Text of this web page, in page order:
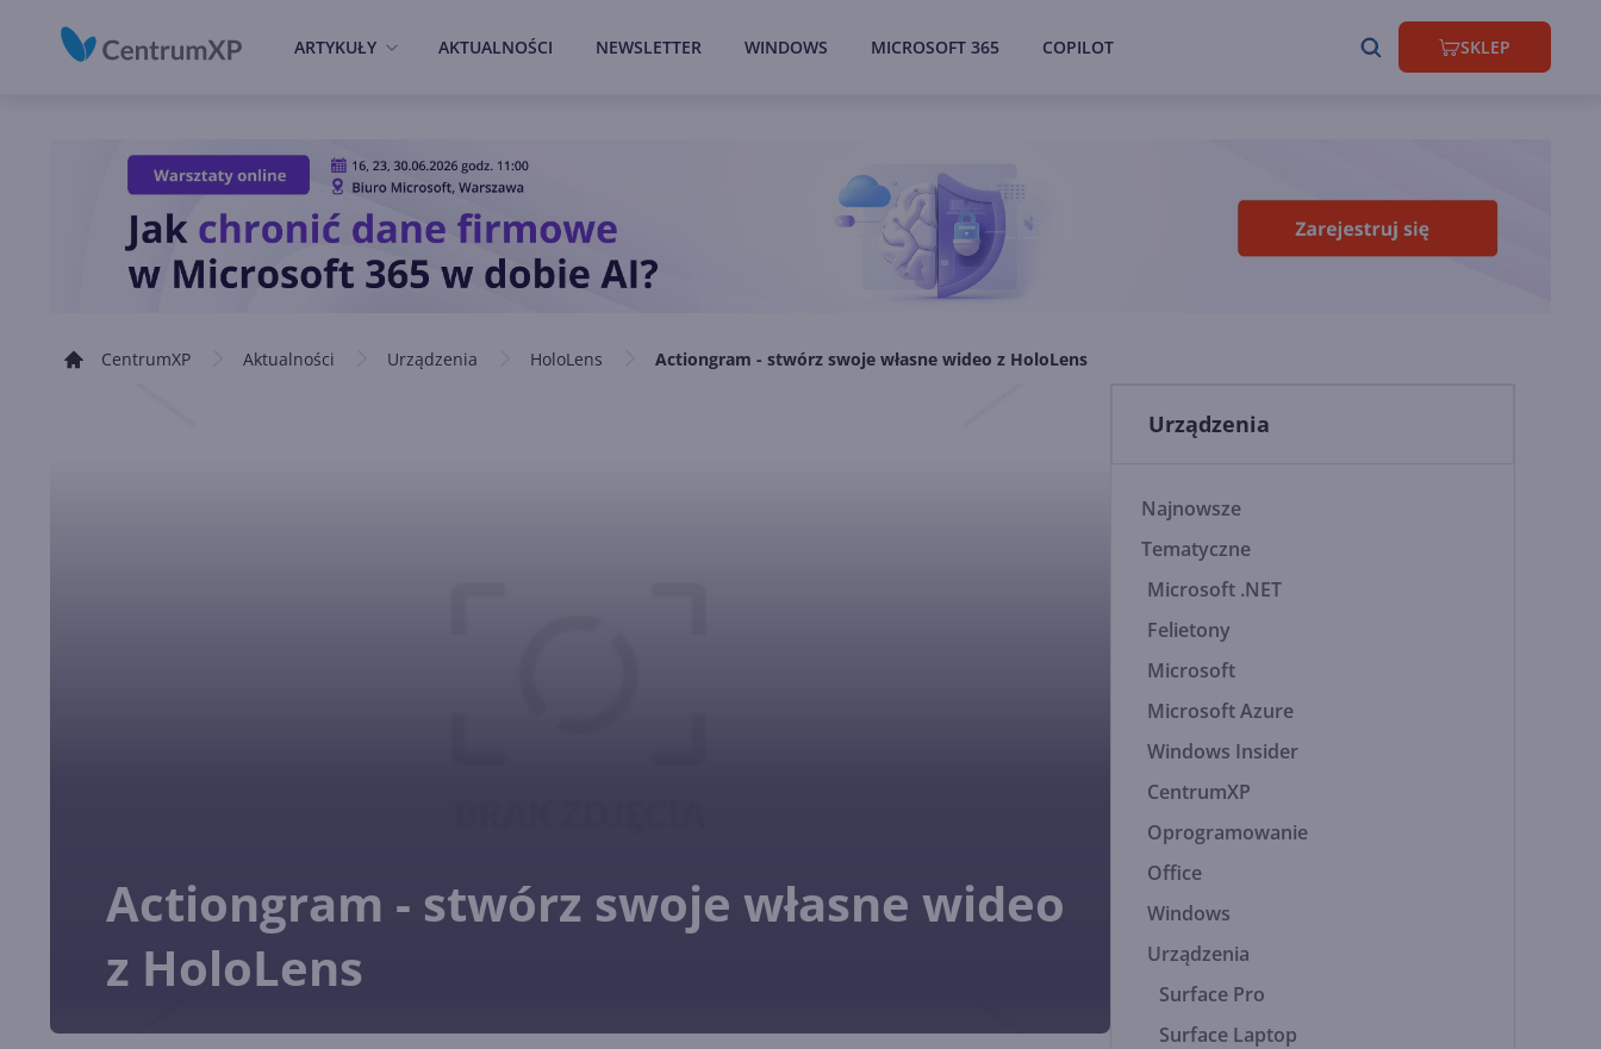
ARTYKUŁY AKTUALNOŚCI NEWSLETTER WINDOWS MICROSOFT 365 COPILOT SKLEP
CentrumXP Aktualności Urządzenia HoloLens Actiongram - stwórz swoje własne wideo z HoloLens
Actiongram - stwórz swoje własne wideo
z HoloLens
Urządzenia
Najnowsze
Tematyczne
Microsoft .NET
Felietony
Microsoft
Microsoft Azure
Windows Insider
CentrumXP
Oprogramowanie
Office
Windows
Urządzenia
Surface Pro
Surface Laptop